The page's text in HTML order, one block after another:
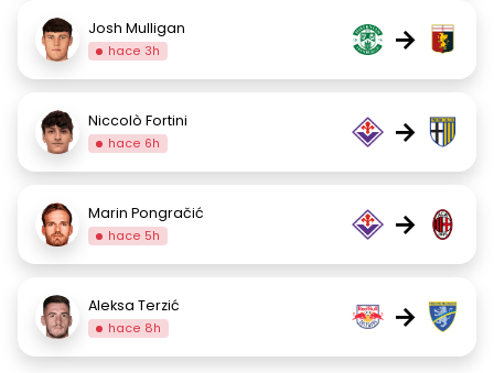
Josh Mulligan
hace 3h →
Niccolò Fortini
hace 6h →
Marin Pongračić
hace 5h →
Aleksa Terzić
hace 8h →